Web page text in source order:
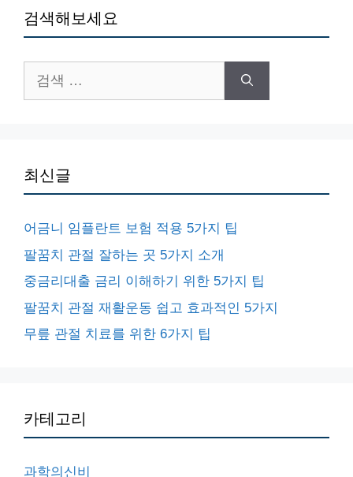
검색해보세요
색:
최신글
어금니 임플란트 보험 적용 5가지 팁
팔꿈치 관절 잘하는 곳 5가지 소개
중금리대출 금리 이해하기 위한 5가지 팁
팔꿈치 관절 재활운동 쉽고 효과적인 5가지
무릎 관절 치료를 위한 6가지 팁
카테고리
과학의신비